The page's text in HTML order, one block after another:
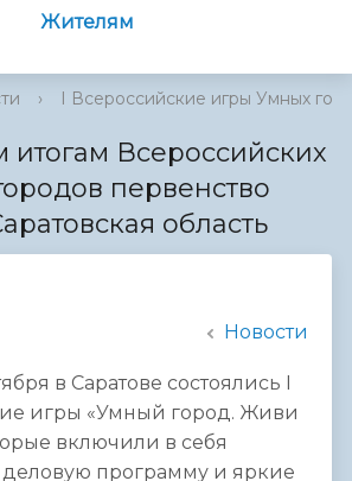
Жителям
› I Всероссийские игры Умных
Всероссийских
первенство
область
Новости
в Саратове состоялись I
игры «Умный город. Живи
включили в себя
программу и яркие